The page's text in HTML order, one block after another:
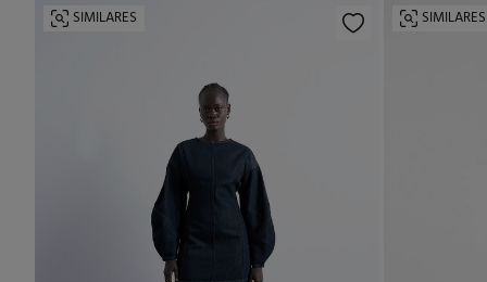
SIMILARES SIMILARES